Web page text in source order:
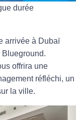
durée
arrivée à Dubaï
Blueground.
offrira une
réfléchi, un
la ville.